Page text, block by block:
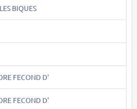
BIQUES
FECOND D'
FECOND D'